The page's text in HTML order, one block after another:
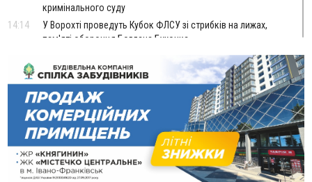
кримінального суду
14:14
У Ворохті проведуть Кубок ФЛСУ зі стрибків на лижах,
пам'яті оборонця Богдана Бухонка
На Калущині розшукали чоловіка, який три дні
блукав у лісі
13:14
Боднар розповів про реакцію влади Польщі на атаки на
українців та про зміни після 23 серпня
12:31
ВІДЕО "Едельвейси" щемливо привітали рідну Коломию з
Днем міста
11:55
Вчора у Франківську, Коломиї, Долині та Яремче
зафіксували рекордну спеку